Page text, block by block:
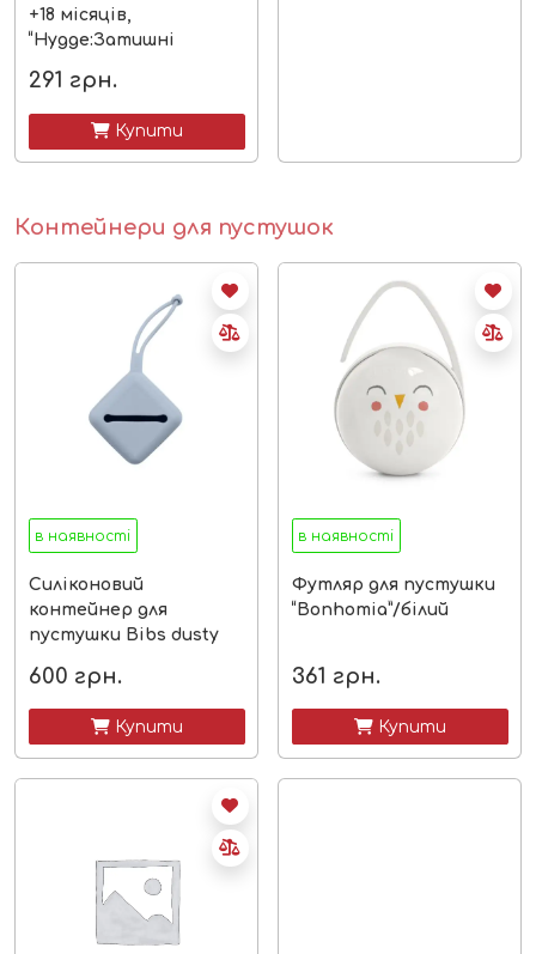
+18 місяців,
“Hygge:Затишні
291 грн.
 Купити
Контейнери для пустушок
в наявності
Силіконовий
контейнер для
пустушки Bibs dusty
600 грн.
 Купити
в наявності
Футляр для пустушки
“Bonhomia”/білий
361 грн.
 Купити